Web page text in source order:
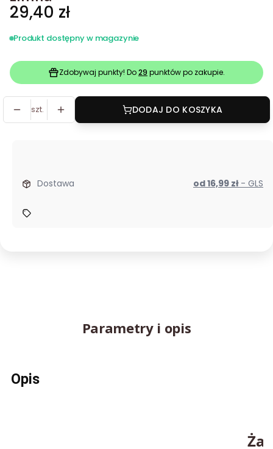
Cena
29,40 zł
Produkt dostępny w magazynie
Zdobywaj punkty! Do29 punktów po zakupie.
szt. DODAJ DO KOSZYKA
Dostawa od 16,99 zł - GLS
Parametry i opis
Opis